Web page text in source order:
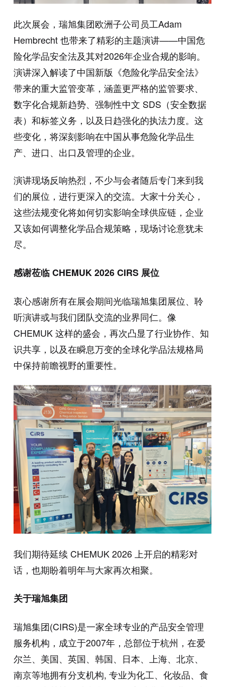
此次展会，瑞旭集团欧洲子公司员工Adam
Hembrecht 也带来了精彩的主题演讲——中国危
险化学品安全法及其对2026年企业合规的影响。
演讲深入解读了中国新版《危险化学品安全法》
带来的重大监管变革，涵盖更严格的监管要求、
数字化合规新趋势、强制性中文 SDS（安全数据
表）和标签义务，以及日趋强化的执法力度。这
些变化，将深刻影响在中国从事危险化学品生
产、进口、出口及管理的企业。
演讲现场反响热烈，不少与会者随后专门来到我
们的展位，进行更深入的交流。大家十分关心，
这些法规变化将如何切实影响全球供应链，企业
又该如何调整化学品合规策略，现场讨论意犹未
尽。
感谢莅临 CHEMUK 2026CIRS展位
衷心感谢所有在展会期间光临瑞旭集团展位、聆
听演讲或与我们团队交流的业界同仁。像
CHEMUK 这样的盛会，再次凸显了行业协作、知
识共享，以及在瞬息万变的全球化学品法规格局
中保持前瞻视野的重要性。
我们期待延续 CHEMUK 2026 上开启的精彩对
话，也期盼着明年与大家再次相聚。
关于瑞旭集团
瑞旭集团(CIRS)是一家全球专业的产品安全管理
服务机构，成立于2007年，总部位于杭州，在爱
尔兰、美国、英国、韩国、日本、上海、北京、
南京等地拥有分支机构, 专业为化工、化妆品、食